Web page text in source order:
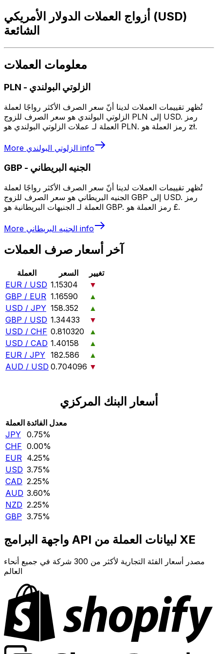
أزواج العملات الدولار الأمريكي (USD)
الشائعة
معلومات العملات
PLN - الزلوتي البولندي
تُظهر تقييمات العملات لدينا أنّ سعر الصرف الأكثر رواجًا لعملة
الزلوتي البولندي هو سعر الصرف للزوج PLN إلى USD. رمز
العملة لـ عملات الزلوتي البولندي هو PLN. رمز العملة هو zł.
More الزلوتي البولندي info
GBP - الجنيه البريطاني
تُظهر تقييمات العملات لدينا أنّ سعر الصرف الأكثر رواجًا لعملة
الجنيه البريطاني هو سعر الصرف للزوج GBP إلى USD. رمز
العملة لـ الجنيهات البريطانية هو GBP. رمز العملة هو £.
More الجنيه البريطاني info
آخر أسعار صرف العملات
العملة السعر
تغيير
EUR / USD 1.15304
▼
GBP / EUR 1.16590
▲
USD / JPY 158.352
▲
GBP / USD 1.34433
▼
USD / CHF 0.810320
▲
USD / CAD 1.40158
▲
EUR / JPY 182.586
▲
AUD / USD 0.704096 ▼
أسعار البنك المركزي
العملة معدل الفائدة
JPY 0.75‎%‎
CHF 0.00‎%‎
EUR 4.25‎%‎
USD 3.75‎%‎
CAD 2.25‎%‎
AUD 3.60‎%‎
NZD 2.25‎%‎
GBP 3.75‎%‎
واجهة البرامج API لبيانات العملة من XE
مصدر أسعار الفئة التجارية لأكثر من 300 شركة في جميع أنحاء
العالم